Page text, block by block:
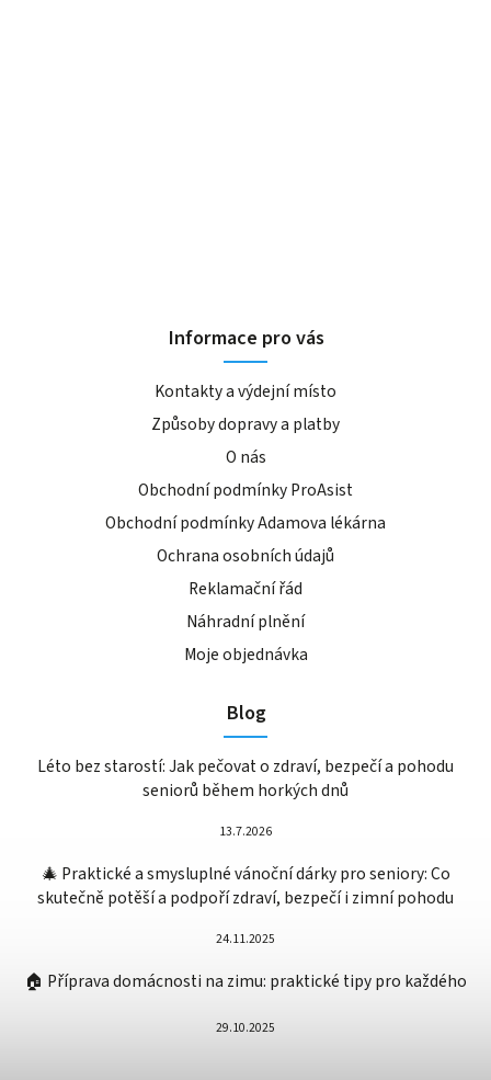
Informace pro vás
Kontakty a výdejní místo
Způsoby dopravy a platby
O nás
Obchodní podmínky ProAsist
Obchodní podmínky Adamova lékárna
Ochrana osobních údajů
Reklamační řád
Náhradní plnění
Moje objednávka
Blog
Léto bez starostí: Jak pečovat o zdraví, bezpečí a pohodu
seniorů během horkých dnů
13.7.2026
🎄 Praktické a smysluplné vánoční dárky pro seniory: Co
skutečně potěší a podpoří zdraví, bezpečí i zimní pohodu
24.11.2025
🏠 Příprava domácnosti na zimu: praktické tipy pro každého
29.10.2025